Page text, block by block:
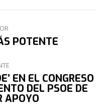
POTENTE
EN EL CONGRESO
DEL PSOE DE
APOYO